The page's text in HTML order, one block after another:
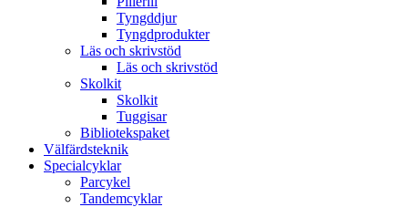
Tyngddjur
Tyngdprodukter
Läs och skrivstöd
Läs och skrivstöd
Skolkit
Skolkit
Tuggisar
Bibliotekspaket
Välfärdsteknik
Specialcyklar
Parcykel
Tandemcyklar